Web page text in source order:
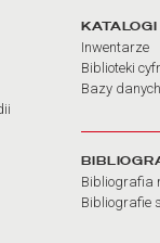
KATALOGI
Inwentarze
Biblioteki
Bazy danych
Bibliografia
Bibliografie